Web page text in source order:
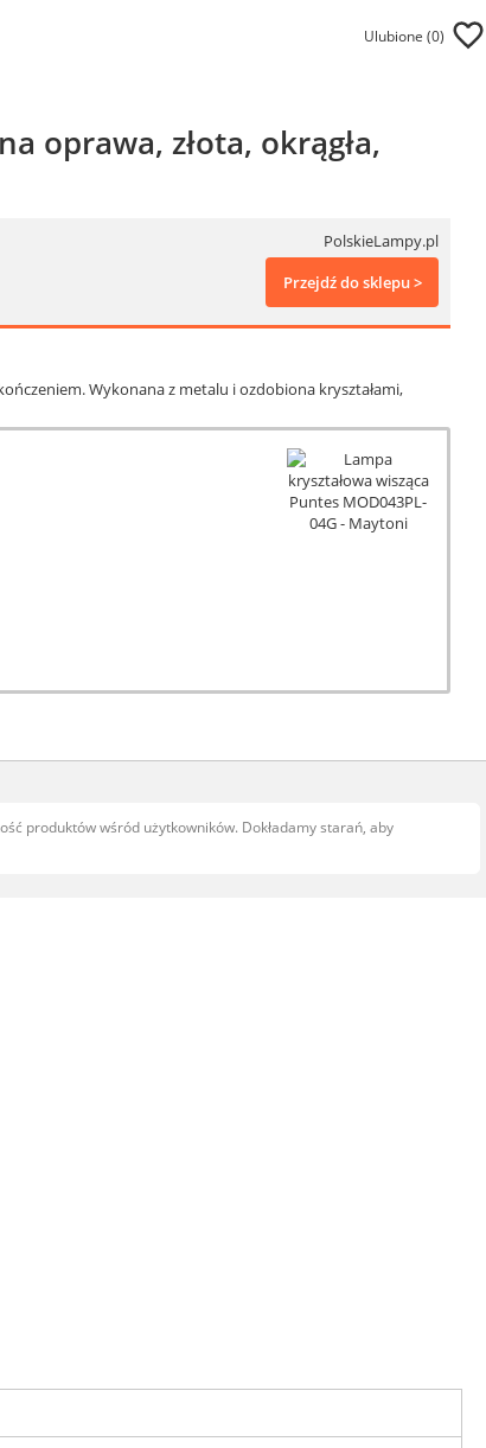
Ulubione (0)
oprawa, złota, okrągła,
PolskieLampy.pl
Przejdź do sklepu >
Wykonana z metalu i ozdobiona kryształami,
produktów wśród użytkowników. Dokładamy starań, aby